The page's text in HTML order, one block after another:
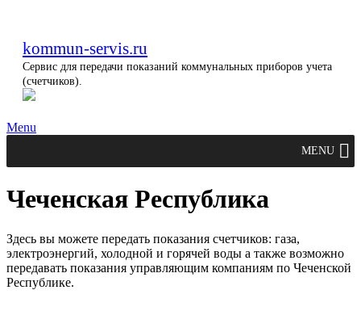
kommun-servis.ru
Сервис для передачи показаний коммунальных приборов учета
(счетчиков).
Menu
MENU
Чеченская Республика
Здесь вы можете передать показания счетчиков: газа,
электроэнергий, холодной и горячей воды а также возможно
передавать показания управляющим компаниям по Чеченской
Республике.